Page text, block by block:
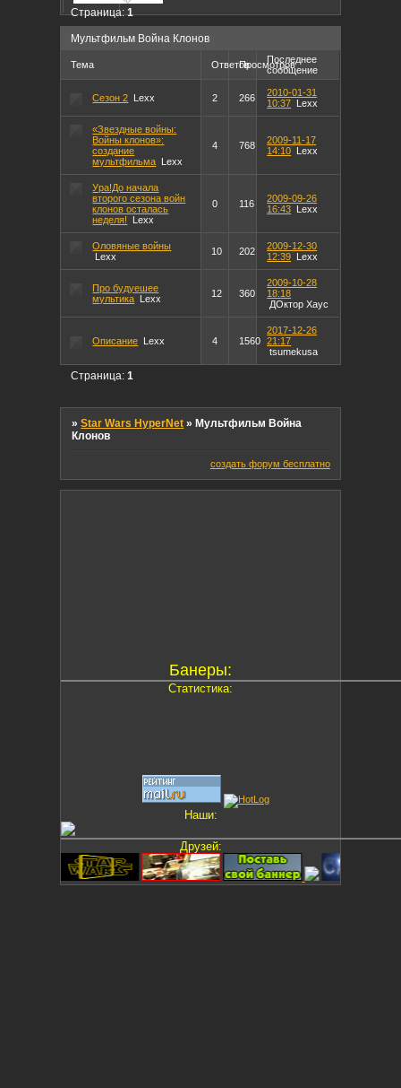
Мультфильм Война Клонов
Страница:1
Тема ОтветовПросмотров
Последнее
сообщение
Сезон 2 Lexx 2 266
2010-01-31
10:37
Lexx
«Звездные войны:
Войны клонов»:
создание
мультфильма
Lexx
4 768
2009-11-17
14:10
Lexx
Ура!До начала
второго сезона войн
клонов осталась
неделя!
Lexx
0 116
2009-09-26
16:43
Lexx
Оловяные войны
Lexx
10 202
2009-12-30
12:39
Lexx
Про будуешее
мультика
Lexx 12 360
2009-10-28
18:18
ДОктор Хаус
Описание Lexx 4 1560
2017-12-26
21:17
tsumekusa
Страница:1
»Star Wars HyperNet »Мультфильм Война
Клонов
создать форум бесплатно
Банеры:
Статистика:
Наши:
Друзей: